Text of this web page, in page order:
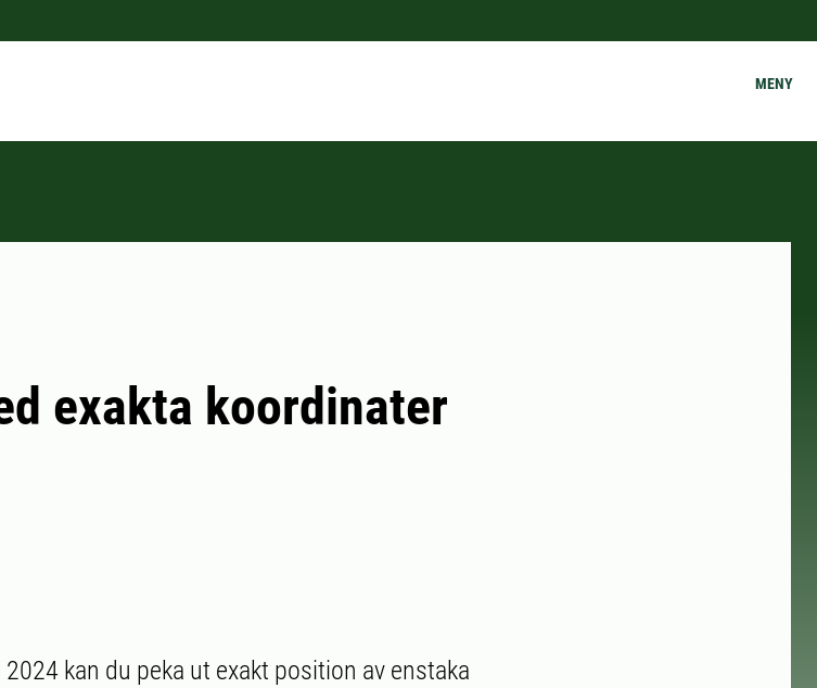
MENY
exakta koordinater
kan du peka ut exakt position av enstaka